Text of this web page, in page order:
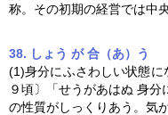
称。その初期の経営では中
38. しょう が 合（あ）う
(1)身分にふさわしい状態に
９頃〕「せうがあはぬ 身
の性質がしっくりあう。気